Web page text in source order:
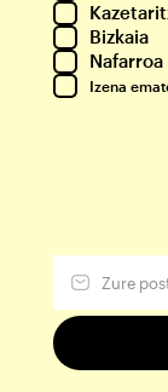
Bizkaia
Nafarroa
Izena